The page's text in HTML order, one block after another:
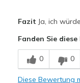
Breathe Well
Comfortable
Fazit Ja, ich
Fanden Sie
0 0
Diese Bewertung